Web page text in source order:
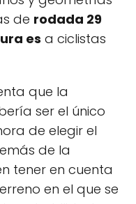
de rodada 29
es a ciclistas
que la
ser el único
de elegir el
de la
tener en cuenta
en el que se